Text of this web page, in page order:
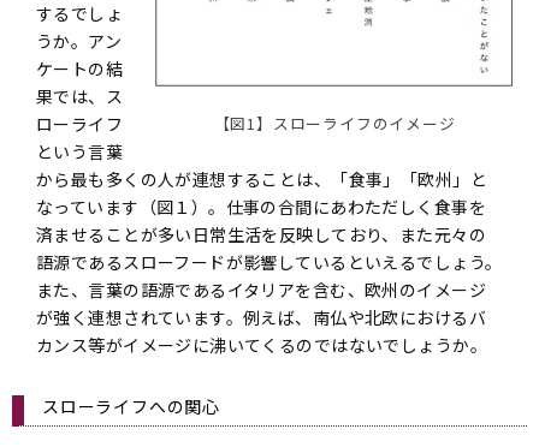
【図1】スローライフのイメージ
するでしょ
うか。アン
ケートの結
果では、ス
ローライフ
という言葉
から最も多くの人が連想することは、「食事」「欧州」と
なっています（図１）。仕事の合間にあわただしく食事を
済ませることが多い日常生活を反映しており、また元々の
語源であるスローフードが影響しているといえるでしょう。
また、言葉の語源であるイタリアを含む、欧州のイメージ
が強く連想されています。例えば、南仏や北欧におけるバ
カンス等がイメージに沸いてくるのではないでしょうか。
スローライフへの関心